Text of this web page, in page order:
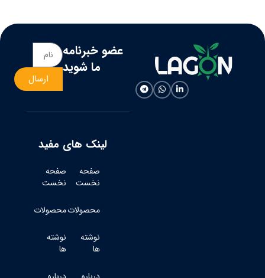
عضو خبرنامه
ما شوید
ارسال
لینک های مفید
صفحه
نخست
محصولات
نوشته
ها
صفحه
نخست
محصولات
نوشته
ها